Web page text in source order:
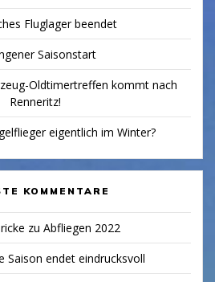
Fluglager beendet
Saisonstart
Oldtimertreffen kommt nach
Renneritz!
eigentlich im Winter?
KOMMENTARE
zu Abfliegen 2022
Saison endet eindrucksvoll